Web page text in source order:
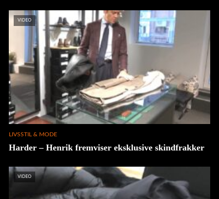
VIDEO
LIVSSTIL & MODE
Harder – Henrik fremviser eksklusive skindfrakker
VIDEO